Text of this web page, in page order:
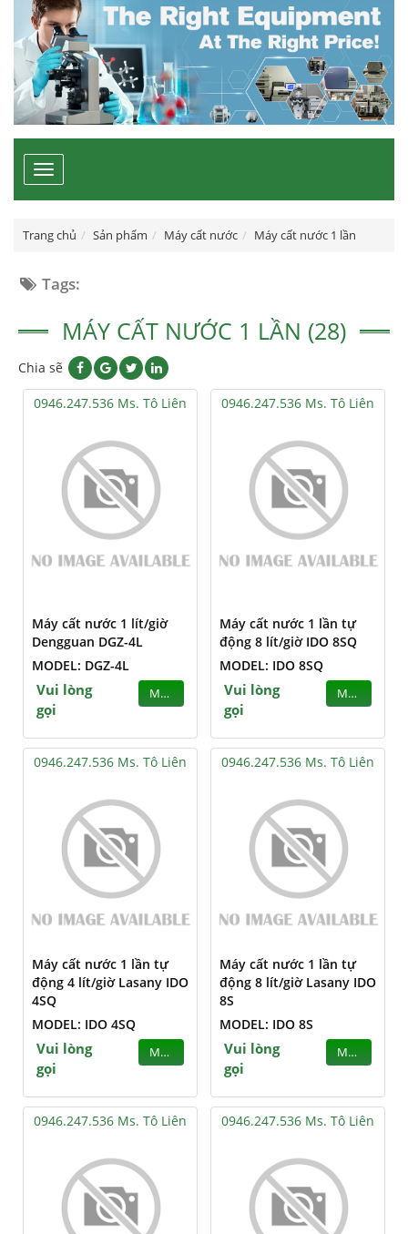
Toggle
navigation
Trang chủ Sản phẩm Máy cất nước Máy cất nước 1 lần
Tags:
MÁY CẤT NƯỚC 1 LẦN (28)
Chia sẽ
0946.247.536 Ms. Tô Liên
Máy cất nước 1 lít/giờ
Dengguan DGZ-4L
MODEL: DGZ-4L
Vui lòng
gọi
MUA
0946.247.536 Ms. Tô Liên
Máy cất nước 1 lần tự
động 8 lít/giờ IDO 8SQ
MODEL: IDO 8SQ
Vui lòng
gọi
MUA
0946.247.536 Ms. Tô Liên
Máy cất nước 1 lần tự
động 4 lít/giờ Lasany IDO
4SQ
MODEL: IDO 4SQ
Vui lòng
gọi
MUA
0946.247.536 Ms. Tô Liên
Máy cất nước 1 lần tự
động 8 lít/giờ Lasany IDO
8S
MODEL: IDO 8S
Vui lòng
gọi
MUA
0946.247.536 Ms. Tô Liên 0946.247.536 Ms. Tô Liên